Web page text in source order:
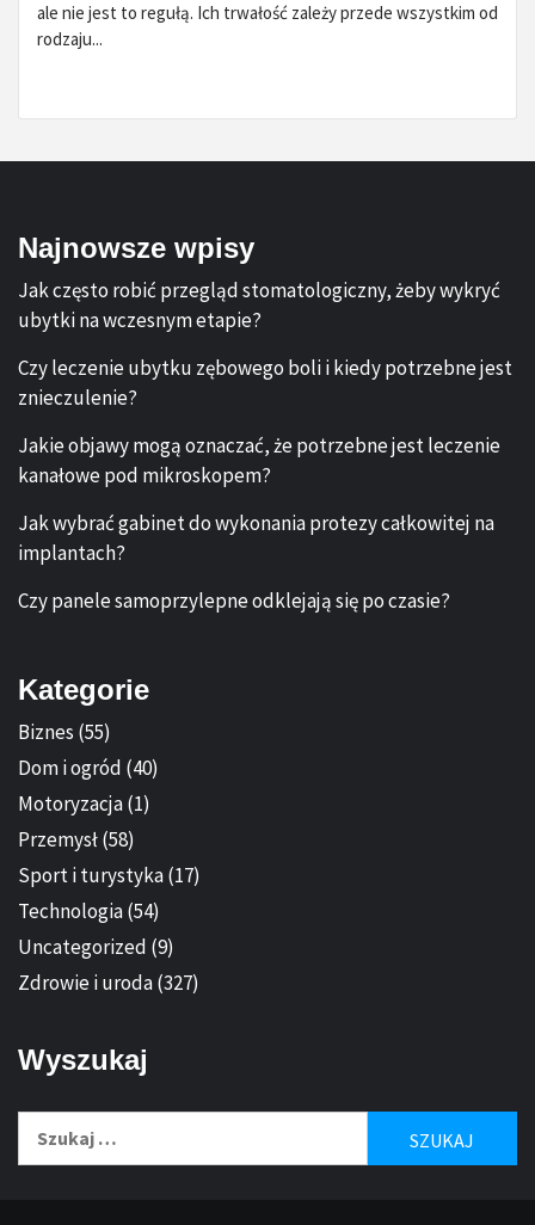
ale nie jest to regułą. Ich trwałość zależy przede wszystkim od
rodzaju...
Najnowsze wpisy
Jak często robić przegląd stomatologiczny, żeby wykryć
ubytki na wczesnym etapie?
Czy leczenie ubytku zębowego boli i kiedy potrzebne jest
znieczulenie?
Jakie objawy mogą oznaczać, że potrzebne jest leczenie
kanałowe pod mikroskopem?
Jak wybrać gabinet do wykonania protezy całkowitej na
implantach?
Czy panele samoprzylepne odklejają się po czasie?
Kategorie
Biznes (55)
Dom i ogród (40)
Motoryzacja(1)
Przemysł(58)
Sport i turystyka(17)
Technologia(54)
Uncategorized (9)
Zdrowie i uroda(327)
Wyszukaj